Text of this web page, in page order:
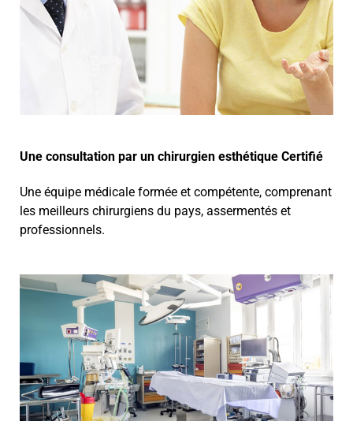
Une consultation par un chirurgien esthétique Certifié
Une équipe médicale formée et compétente, comprenant
les meilleurs chirurgiens du pays, assermentés et
professionnels.